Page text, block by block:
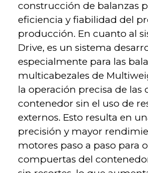
construcción de balanzas
eficiencia y fiabilidad del
producción. En cuanto al
Drive, es un sistema
especialmente para las
multicabezales de
la operación precisa de las
contenedor sin el uso de
externos. Esto resulta en
precisión y mayor
motores paso a paso para
compuertas del